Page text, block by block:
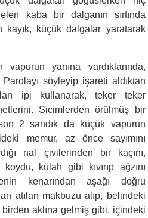
kaba bir dalganın sırtında
küçük dalgalar yaratarak
vapurun yanına vardıklarında,
Parolayı söyleyip işareti aldıktan
ipi kullanarak, teker teker
Sicimlerden örülmüş bir
2 sandık da küçük vapurun
memur, az önce sayımını
nal çivilerinden bir kaçını,
külah gibi kıvırıp ağzını
kenarından aşağı doğru
atılan makbuzu alıp, belindeki
aklına gelmiş gibi, içindeki